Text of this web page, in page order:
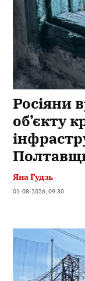
Росіяни
об’єкту
Яна Гудзь
01-08-2026, 09:30